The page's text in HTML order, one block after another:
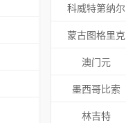
科威特第纳尔
蒙古图格里克
澳门元
墨西哥比索
林吉特